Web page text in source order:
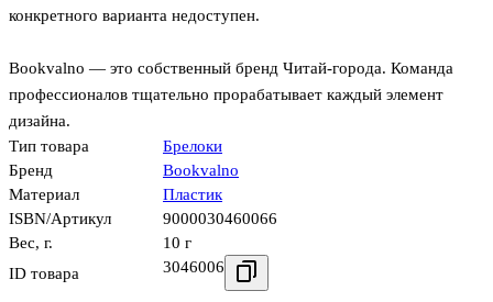
конкретного варианта недоступен.
Bookvalno — это собственный бренд Читай-города. Команда
профессионалов тщательно прорабатывает каждый элемент
дизайна.
Тип товара
Брелоки
Бренд
Bookvalno
Материал
Пластик
ISBN/Артикул
9000030460066
Вес, г.
10 г
ID товара
3046006